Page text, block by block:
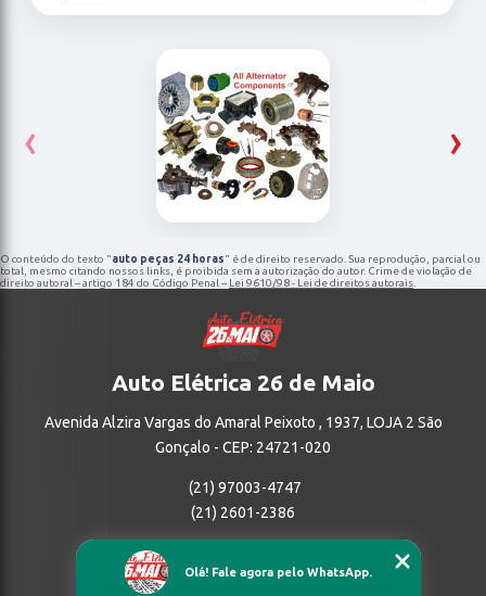
‹ ›
O conteúdo do texto "auto peças 24 horas" é de direito reservado. Sua reprodução, parcial ou
total, mesmo citando nossos links, é proibida sem a autorização do autor. Crime de violação de
direito autoral – artigo 184 do Código Penal – Lei 9610/98 - Lei de direitos autorais
Auto Elétrica 26 de Maio
Avenida Alzira Vargas do Amaral Peixoto , 1937, LOJA 2 São
Gonçalo - CEP: 24721-020
(21) 97003-4747
(21) 2601-2386
Empresa
Olá! Fale agora pelo WhatsApp.